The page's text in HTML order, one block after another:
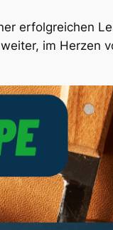
erfolgreichen
im Herzen